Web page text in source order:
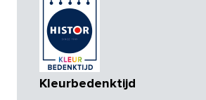
Kleurbedenktijd